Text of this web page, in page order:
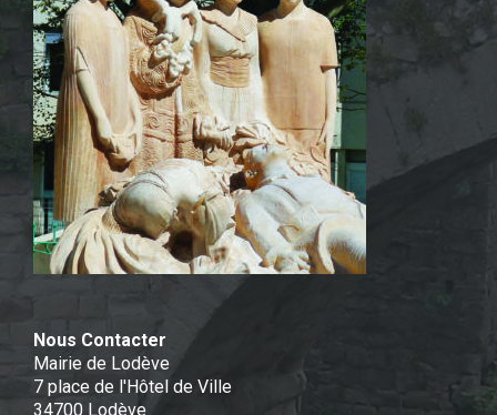
Nous Contacter
Mairie de Lodève
7 place de l'Hôtel de Ville
34700 Lodève